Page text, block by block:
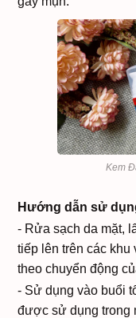
Kem
Hướng dẫn sử
- Rửa sạch da mặt,
tiếp lên trên các
theo chuyển động
- Sử dụng vào buổi
được sử dụng trong